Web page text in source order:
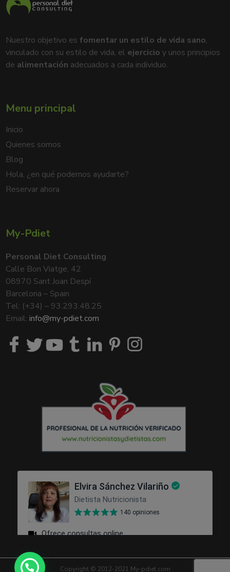
Nuestro objetivo esfomentar un estilo de vida sano,
vinculado con su estilo de vida, el ejercicio y unos principios
de alimentación adecuados a cada individuo.
Menu principal
Inicio
Quienes somos
Blog
Hola, ¿en qué podemos ayudarte?
Reservar ahora
My-Pdiet
Personal Diet Consulting
Calle Bon Viatge, 42
08970 Sant Joan Despí
Barcelona – Spain
Tel: (+34) – 93.293.48.25
Email:info@my-pdiet.com
Copyright © 2012-2021 My-pdiet.com